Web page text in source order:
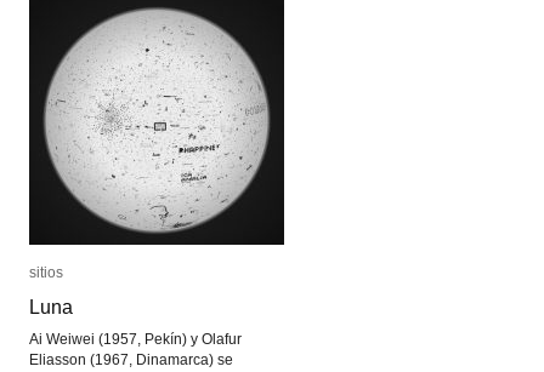
sitios
Luna
Ai Weiwei (1957, Pekín) y Olafur
Eliasson (1967, Dinamarca) se
sitios
Luna